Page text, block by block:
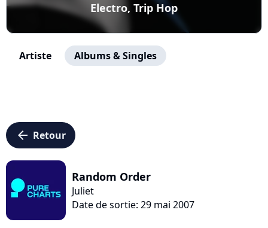
Electro, Trip Hop
Artiste Albums & Singles
arrow_left Retour
Random Order
Juliet
Date de sortie: 29 mai 2007